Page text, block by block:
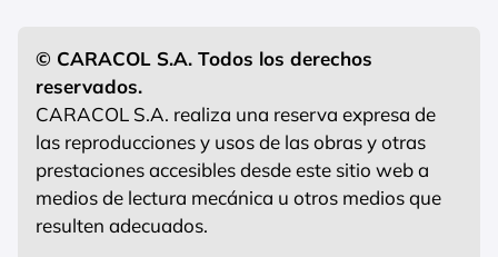
© CARACOL S.A. Todos los derechos
reservados.
CARACOL S.A. realiza una reserva expresa de
las reproducciones y usos de las obras y otras
prestaciones accesibles desde este sitio web a
medios de lectura mecánica u otros medios que
resulten adecuados.